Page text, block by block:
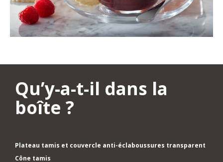
Qu’y-a-t-il dans la
boîte ?
Plateau tamis et couvercle anti-éclaboussures transparent
Cône tamis